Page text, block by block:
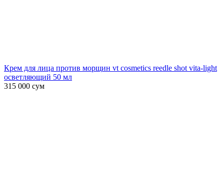
Крем для лица против морщин vt cosmetics reedle shot vita-light
осветляющий 50 мл
315 000 сум